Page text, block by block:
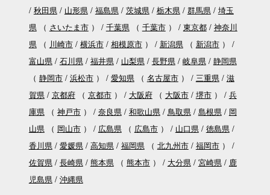
秋田県
山形県 福島県 茨城県 栃木県 群馬県
埼玉
県（ さいたま市） 千葉県（ 千葉市） 東京都
神奈川
県（ 川崎市 横浜市 相模原市） 新潟県（ 新潟市）
富山県
石川県 福井県 山梨県 長野県 岐阜県
静岡県
（ 静岡市 浜松市） 愛知県（ 名古屋市） 三重県
滋
賀県
京都府（ 京都市） 大阪府（ 大阪市 堺市）
兵
庫県（ 神戸市） 奈良県 和歌山県 鳥取県 島根県
岡
山県（ 岡山市） 広島県（ 広島市） 山口県
徳島県
香川県
愛媛県 高知県 福岡県（ 北九州市 福岡市）
佐賀県
長崎県 熊本県（ 熊本市） 大分県 宮崎県
鹿
児島県
沖縄県